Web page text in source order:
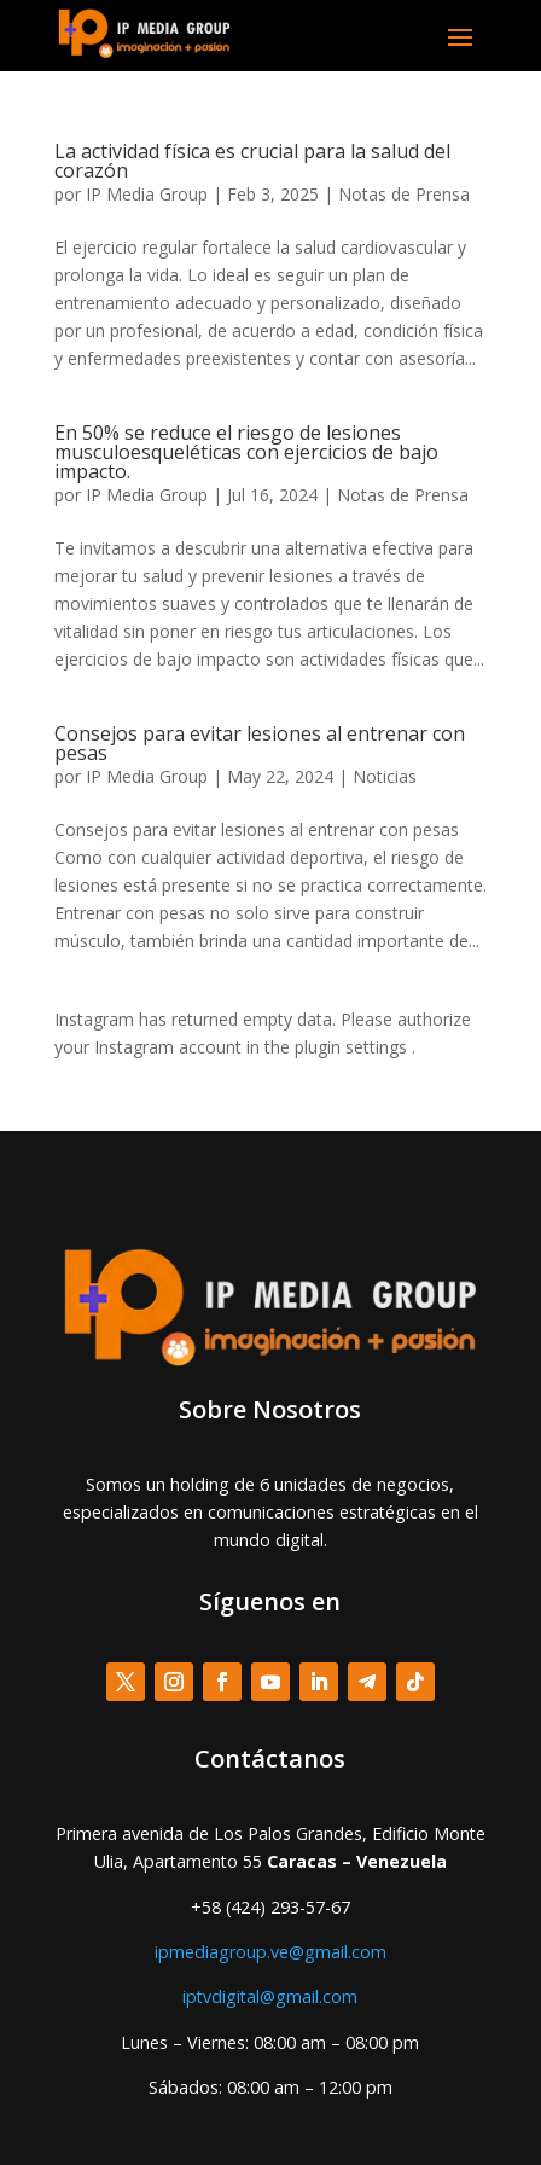
La actividad física es crucial para la salud del
corazón
por IP Media Group | Feb 3, 2025 | Notas de Prensa
El ejercicio regular fortalece la salud cardiovascular y
prolonga la vida. Lo ideal es seguir un plan de
entrenamiento adecuado y personalizado, diseñado
por un profesional, de acuerdo a edad, condición física
y enfermedades preexistentes y contar con asesoría...
En 50% se reduce el riesgo de lesiones
musculoesqueléticas con ejercicios de bajo
impacto.
por IP Media Group | Jul 16, 2024| Notas de Prensa
Te invitamos a descubrir una alternativa efectiva para
mejorar tu salud y prevenir lesiones a través de
movimientos suaves y controlados que te llenarán de
vitalidad sin poner en riesgo tus articulaciones. Los
ejercicios de bajo impacto son actividades físicas que...
Consejos para evitar lesiones al entrenar con
pesas
por IP Media Group | May 22, 2024| Noticias
Consejos para evitar lesiones al entrenar con pesas
Como con cualquier actividad deportiva, el riesgo de
lesiones está presente si no se practica correctamente.
Entrenar con pesas no solo sirve para construir
músculo, también brinda una cantidad importante de...
Instagram has returned empty data. Please authorize
your Instagram account in the plugin settings .
Sobre Nosotros
Somos un holding de 6 unidades de negocios,
especializados en comunicaciones estratégicas en el
mundo digital.
Síguenos en
Contáctanos
Primera avenida de Los Palos Grandes, Edificio Monte
Ulia, Apartamento 55 Caracas – Venezuela
+58 (424) 293-57-67
ipmediagroup.ve@gmail.com
iptvdigital@gmail.com
Lunes – Viernes: 08:00 am – 08:00 pm
Sábados: 08:00 am – 12:00 pm